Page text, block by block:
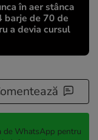
în aer stânca
barje de 70 de
a devia cursul
de WhatsApp pentru